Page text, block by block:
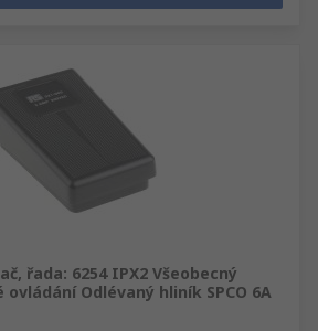
řada: 6254 IPX2 Všeobecný
Odlévaný hliník SPCO 6A